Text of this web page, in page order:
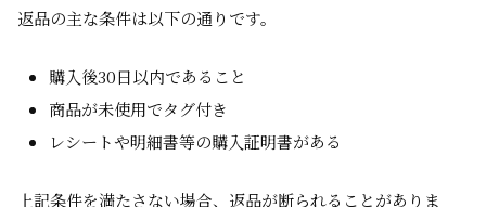
返品の主な条件は以下の通りです。
購入後30日以内であること
商品が未使用でタグ付き
レシートや明細書等の購入証明書がある
上記条件を満たさない場合、返品が断られることがありま